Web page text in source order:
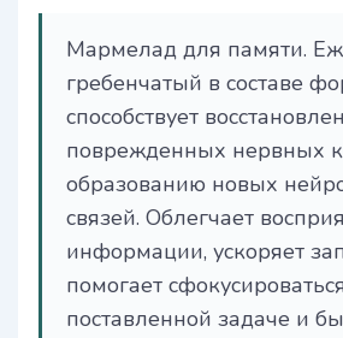
Мармелад для памяти.
гребенчатый в составе
способствует
поврежденных нервных
образованию новых
связей. Облегчает
информации, ускоряет
помогает
поставленной задаче и